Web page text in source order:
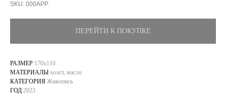
SKU: 000APP
ПЕРЕЙТИ К ПОКУПКЕ
РАЗМЕР 170х110
МАТЕРИАЛЫ холст, масло
КАТЕГОРИЯ Живопись
ГОД 2023